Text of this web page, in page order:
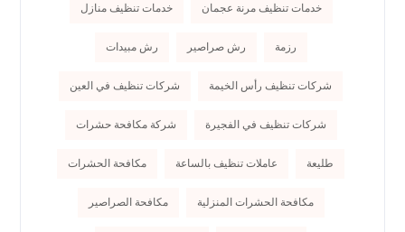
خدمات تنظيف مرنة عجمان خدمات تنظيف منازل
رزمة رش صراصير رش مبيدات
شركات تنظيف رأس الخيمة شركات تنظيف في العين
شركات تنظيف في الفجيرة شركة مكافحة حشرات
طليعة عاملات تنظيف بالساعة مكافحة الحشرات
مكافحة الحشرات المنزلية مكافحة الصراصير